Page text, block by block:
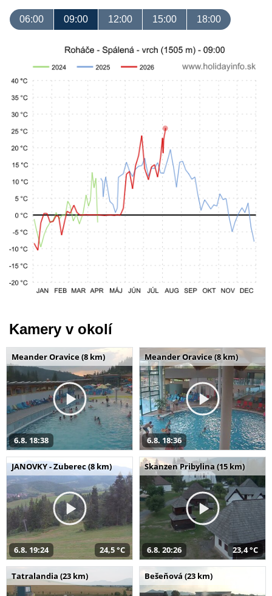
06:00 09:00 12:00 15:00 18:00
Kamery v okolí
Meander Oravice (8 km)
6.8. 18:38
Meander Oravice (8 km)
6.8. 18:36
JANOVKY - Zuberec (8 km)
6.8. 19:24 24,5 °C
Skanzen Pribylina (15 km)
6.8. 20:26 23,4 °C
Tatralandia (23 km) Bešeňová (23 km)